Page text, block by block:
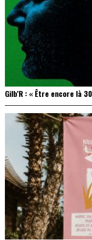
Gilb’R : « Être encore là